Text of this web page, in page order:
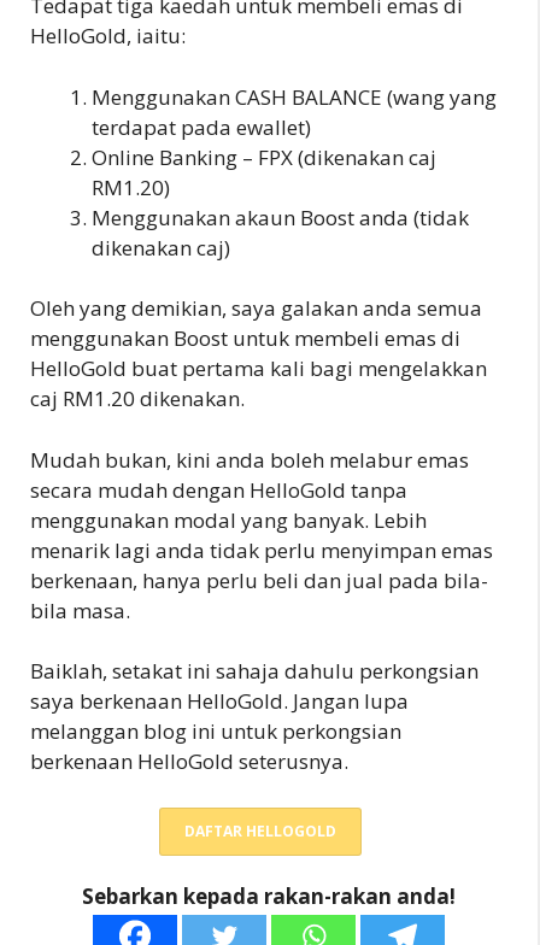
Tedapat tiga kaedah untuk membeli emas di
HelloGold, iaitu:
Menggunakan CASH BALANCE (wang yang
terdapat pada ewallet)
Online Banking – FPX (dikenakan caj
RM1.20)
Menggunakan akaun Boost anda (tidak
dikenakan caj)
Oleh yang demikian, saya galakan anda semua
menggunakan Boost untuk membeli emas di
HelloGold buat pertama kali bagi mengelakkan
caj RM1.20 dikenakan.
Mudah bukan, kini anda boleh melabur emas
secara mudah dengan HelloGold tanpa
menggunakan modal yang banyak. Lebih
menarik lagi anda tidak perlu menyimpan emas
berkenaan, hanya perlu beli dan jual pada bila-
bila masa.
Baiklah, setakat ini sahaja dahulu perkongsian
saya berkenaan HelloGold. Jangan lupa
melanggan blog ini untuk perkongsian
berkenaan HelloGold seterusnya.
DAFTAR HELLOGOLD
Sebarkan kepada rakan-rakan anda!